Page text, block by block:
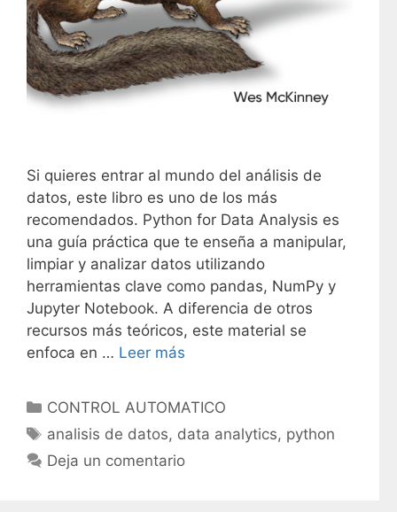
Si quieres entrar al mundo del análisis de
datos, este libro es uno de los más
recomendados. Python for Data Analysis es
una guía práctica que te enseña a manipular,
limpiar y analizar datos utilizando
herramientas clave como pandas, NumPy y
Jupyter Notebook. A diferencia de otros
recursos más teóricos, este material se
enfoca en … Leer más
C
a
e
CONTROL AUTOMATICO
E
t
analisis de datos, data analytics, python
Deja un comentario